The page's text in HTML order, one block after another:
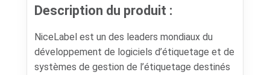
Description du produit :
NiceLabel est un des leaders mondiaux du
développement de logiciels d’étiquetage et de
systèmes de gestion de l’étiquetage destinés